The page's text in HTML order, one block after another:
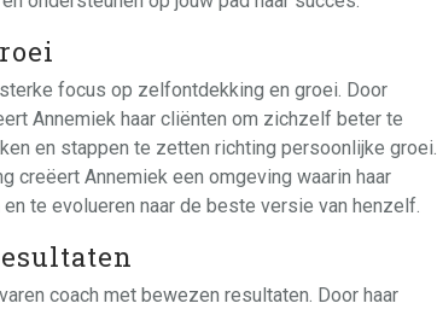
focus op zelfontdekking en groei. Door
Annemiek haar cliënten om zichzelf beter te
en stappen te zetten richting persoonlijke groei.
creëert Annemiek een omgeving waarin haar
te evolueren naar de beste versie van henzelf.
coach met bewezen resultaten. Door haar